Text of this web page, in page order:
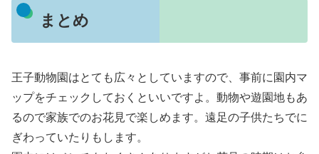
まとめ
王子動物園はとても広々としていますので、事前に園内マ
ップをチェックしておくといいですよ。動物や遊園地もあ
るので家族でのお花見で楽しめます。遠足の子供たちでに
ぎわっていたりもします。